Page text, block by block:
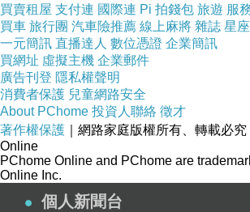
倉促地被迫按下人生的STOP鍵。在財務
入永遠是最重要的，雖然有人理財有道
更大的收入，但那畢竟是少數人加上需
還是應該在退休前積累出足夠的本金，
工具去增加額外的收益，我想這才是退
所必備的兩個重要條件。
買賣租屋 支付連 國際連 Pi 拍錢包 旅遊 服
買車 旅行團 汽車險推薦 線上麻將 雜誌 星
一元簡訊 直播達人 數位憑證 企業簡訊
買網址 虛擬主機 企業郵件
廣告刊登 隱私權聲明
消費者保護 兒童網路安全
About PChome 投資人聯絡 徵才
著作權保護 ｜網路家庭版權所有、轉載必究
Online
PChome Online and PChome are
Online Inc.
個人新聞台